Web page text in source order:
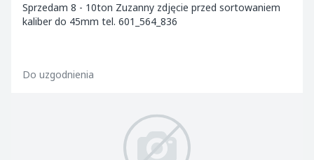
Sprzedam 8 - 10ton Zuzanny zdjęcie przed sortowaniem
kaliber do 45mm tel. 601_564_836
Do uzgodnienia